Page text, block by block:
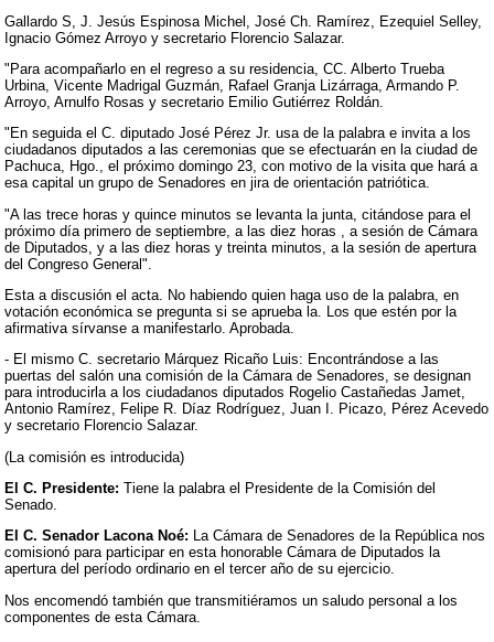
Gallardo S, J. Jesús Espinosa Michel, José Ch. Ramírez, Ezequiel Selley,
Ignacio Gómez Arroyo y secretario Florencio Salazar.
"Para acompañarlo en el regreso a su residencia, CC. Alberto Trueba
Urbina, Vicente Madrigal Guzmán, Rafael Granja Lizárraga, Armando P.
Arroyo, Arnulfo Rosas y secretario Emilio Gutiérrez Roldán.
"En seguida el C. diputado José Pérez Jr. usa de la palabra e invita a los
ciudadanos diputados a las ceremonias que se efectuarán en la ciudad de
Pachuca, Hgo., el próximo domingo 23, con motivo de la visita que hará a
esa capital un grupo de Senadores en jira de orientación patriótica.
"A las trece horas y quince minutos se levanta la junta, citándose para el
próximo día primero de septiembre, a las diez horas , a sesión de Cámara
de Diputados, y a las diez horas y treinta minutos, a la sesión de apertura
del Congreso General".
Esta a discusión el acta. No habiendo quien haga uso de la palabra, en
votación económica se pregunta si se aprueba la. Los que estén por la
afirmativa sírvanse a manifestarlo. Aprobada.
- El mismo C. secretario Márquez Ricaño Luis: Encontrándose a las
puertas del salón una comisión de la Cámara de Senadores, se designan
para introducirla a los ciudadanos diputados Rogelio Castañedas Jamet,
Antonio Ramírez, Felipe R. Díaz Rodríguez, Juan I. Picazo, Pérez Acevedo
y secretario Florencio Salazar.
(La comisión es introducida)
El C. Presidente: Tiene la palabra el Presidente de la Comisión del
Senado.
El C. Senador Lacona Noé: La Cámara de Senadores de la República nos
comisionó para participar en esta honorable Cámara de Diputados la
apertura del período ordinario en el tercer año de su ejercicio.
Nos encomendó también que transmitiéramos un saludo personal a los
componentes de esta Cámara.